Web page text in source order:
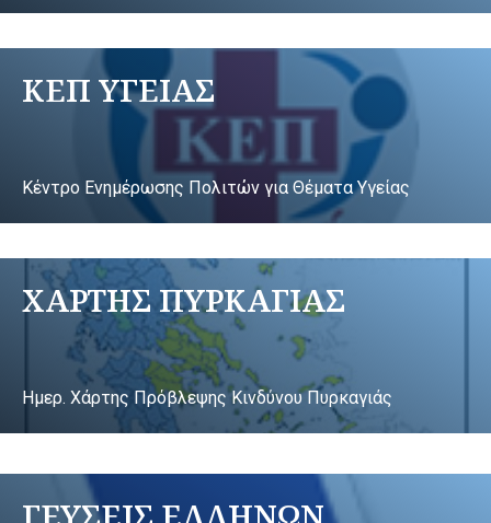
ΚΕΠ ΥΓΕΙΑΣ
Κέντρο Ενημέρωσης Πολιτών για Θέματα Υγείας
ΧΑΡΤΗΣ ΠΥΡΚΑΓΙΑΣ
Ημερ. Χάρτης Πρόβλεψης Κινδύνου Πυρκαγιάς